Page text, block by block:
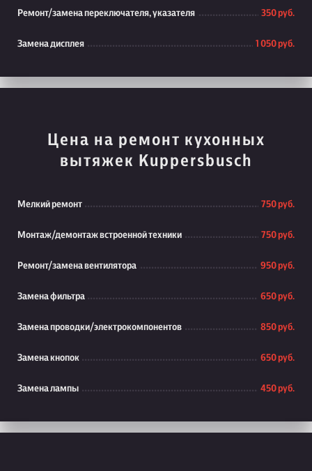
Ремонт/замена переключателя, указателя 350 руб.
Замена дисплея 1 050 руб.
Цена на ремонт кухонных
вытяжек Kuppersbusch
Мелкий ремонт 750 руб.
Монтаж/демонтаж встроенной техники 750 руб.
Ремонт/замена вентилятора 950 руб.
Замена фильтра 650 руб.
Замена проводки/электрокомпонентов 850 руб.
Замена кнопок 650 руб.
Замена лампы 450 руб.